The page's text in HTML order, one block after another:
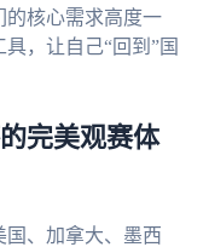
的核心需求高度一
，让自己“回到”国
完美观赛体
国、加拿大、墨西